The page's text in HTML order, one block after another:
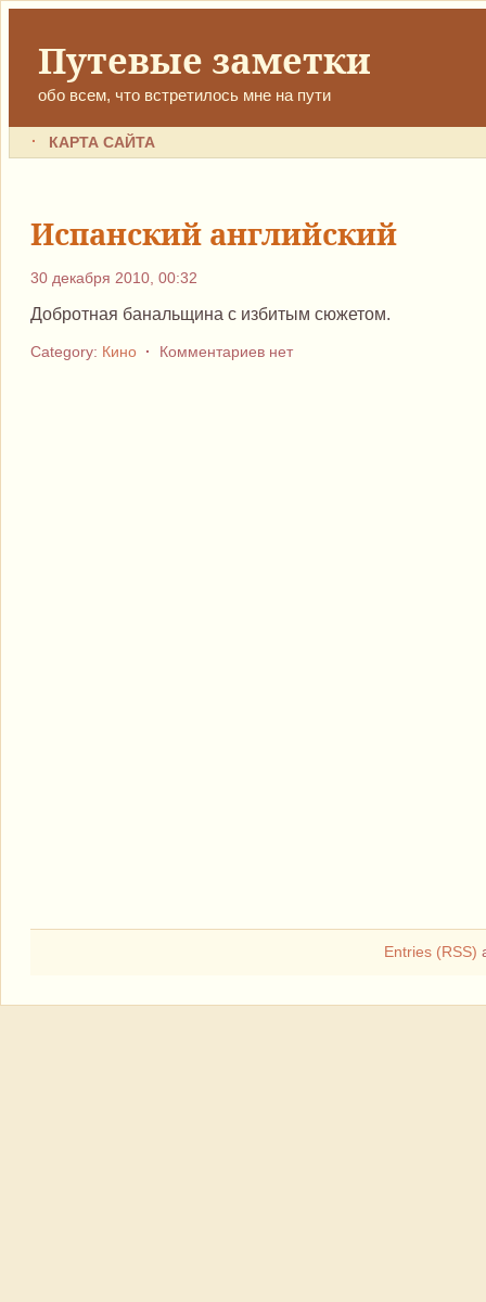
Путевые заметки
обо всем, что встретилось мне на пути
КАРТА САЙТА
Испанский английский
30 декабря 2010, 00:32
Добротная банальщина с избитым сюжетом.
Category: Кино · Комментариев нет
Entries (RSS)